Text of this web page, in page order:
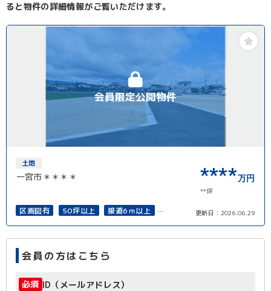
ると物件の詳細情報がご覧いただけます。
会員限定公開物件
土地
一宮市＊＊＊＊ ****万円
**坪
区画図有 50坪以上
接道6ｍ以上
更新日： 2026.06.29
会員の方はこちら
必須 ID（メールアドレス）